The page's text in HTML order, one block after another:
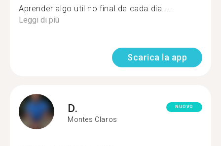
Aprender algo util no final de cada dia.....
Leggi di più
Scarica la app
D.
Montes Claros
NUOVO